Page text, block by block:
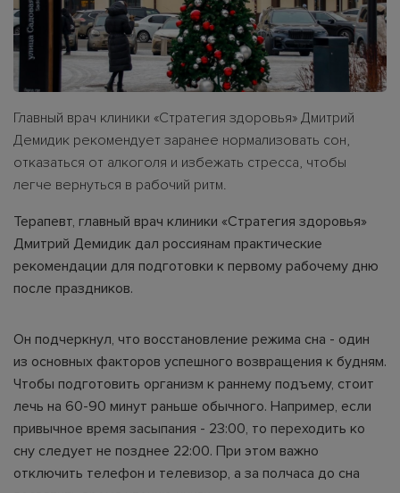
Главный врач клиники «Стратегия здоровья» Дмитрий
Демидик рекомендует заранее нормализовать сон,
отказаться от алкоголя и избежать стресса, чтобы
легче вернуться в рабочий ритм.
Терапевт, главный врач клиники «Стратегия здоровья»
Дмитрий Демидик дал россиянам практические
рекомендации для подготовки к первому рабочему дню
после праздников.
Он подчеркнул, что восстановление режима сна - один
из основных факторов успешного возвращения к будням.
Чтобы подготовить организм к раннему подъему, стоит
лечь на 60-90 минут раньше обычного. Например, если
привычное время засыпания - 23:00, то переходить ко
сну следует не позднее 22:00. При этом важно
отключить телефон и телевизор, а за полчаса до сна